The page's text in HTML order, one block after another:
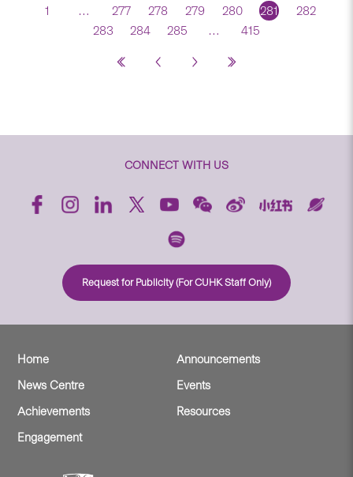
1 … 277 278 279 280 281
282
283
284 285 … 415
CONNECT WITH US
Request for Publicity (For CUHK Staff Only)
Home
Announcements
News Centre
Events
Achievements
Resources
Engagement